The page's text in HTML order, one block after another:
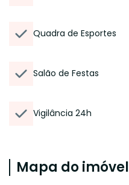
Quadra de Esportes
Salão de Festas
Vigilância 24h
Mapa do imóvel